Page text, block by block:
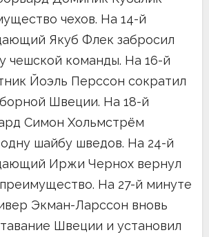
чехов. На 14-й
Якуб Флек забросил
чешской команды. На 16-й
Йоэль Перссон сократил
Швеции. На 18-й
Симон Хольмстрём
шайбу шведов. На 24-й
Иржи Чернох вернул
На 27-й минуте
Экман-Ларссон вновь
Швеции и установил